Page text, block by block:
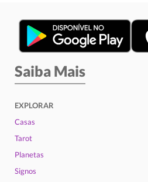
Saiba Mais
EXPLORAR
Casas
Tarot
Planetas
Signos